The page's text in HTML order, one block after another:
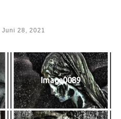
Juni 28, 2021
Image0089